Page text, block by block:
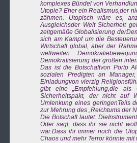
komplexes Bündel von
Utopie? Eher ein Realismus,der
zähmen. Utopisch wäre es,
Ausgleichsder Welt Sicherheit
zeitgemäße Globalisierung
sich am Kampf um die
Wirtschaft global, aber der
weltweiten
Demokratisierung der großen
Das ist die Botschaftvon Porto
sozialen Predigten an
Einladungvon vierzig
gibt eine „Empfehlung,die als
Sicherheitspakt, der nicht auf
Umlenkung eines geringenTeils
zur Mehrung des „Reichtums der
Die Botschaft lautet:
Oder sagt, dass ihr sie nicht
war.Dass ihr immer noch die
Chaos und mehr Terror könnte